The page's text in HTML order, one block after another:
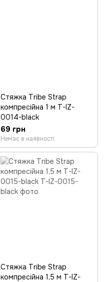
Стяжка Tribe Strap
компресійна 1 м T-IZ-
0014-black
69 грн
Немає в наявності
Стяжка Tribe Strap
компресійна 1,5 м T-IZ-